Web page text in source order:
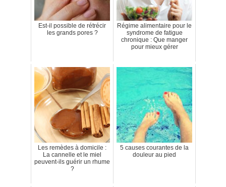
Est-il possible de rétrécir
les grands pores ?
Régime alimentaire pour le
syndrome de fatigue
chronique : Que manger
pour mieux gérer
Les remèdes à domicile :
La cannelle et le miel
peuvent-ils guérir un rhume
?
5 causes courantes de la
douleur au pied